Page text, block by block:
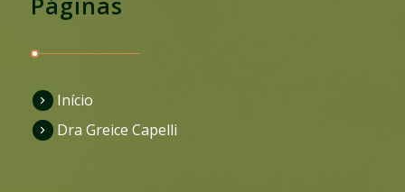
Início
Dra Greice Capelli